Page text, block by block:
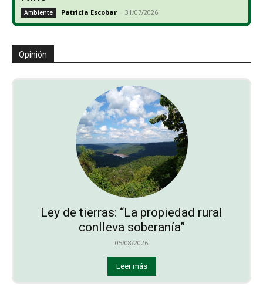
Ambiente Patricia Escobar - 31/07/2026
Opinión
Ley de tierras: “La propiedad rural
conlleva soberanía”
05/08/2026
Leer más